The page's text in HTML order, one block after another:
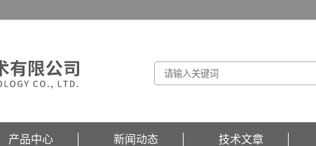
产品中心 新闻动态 技术文章